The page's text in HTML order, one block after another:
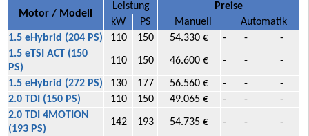
Motor / Modell
Leistung
Preise
kW
PS Manuell
Automatik
1.5 eHybrid (204 PS)
110 150 54.330 € - -
-
1.5 eTSI ACT (150
PS)
110 150 46.600 € - - -
1.5 eHybrid (272 PS) 130 177 56.560 € - -
-
2.0 TDI (150 PS)
110 150 49.065 € - -
-
2.0 TDI 4MOTION
(193 PS)
142 193 54.735 € - - -